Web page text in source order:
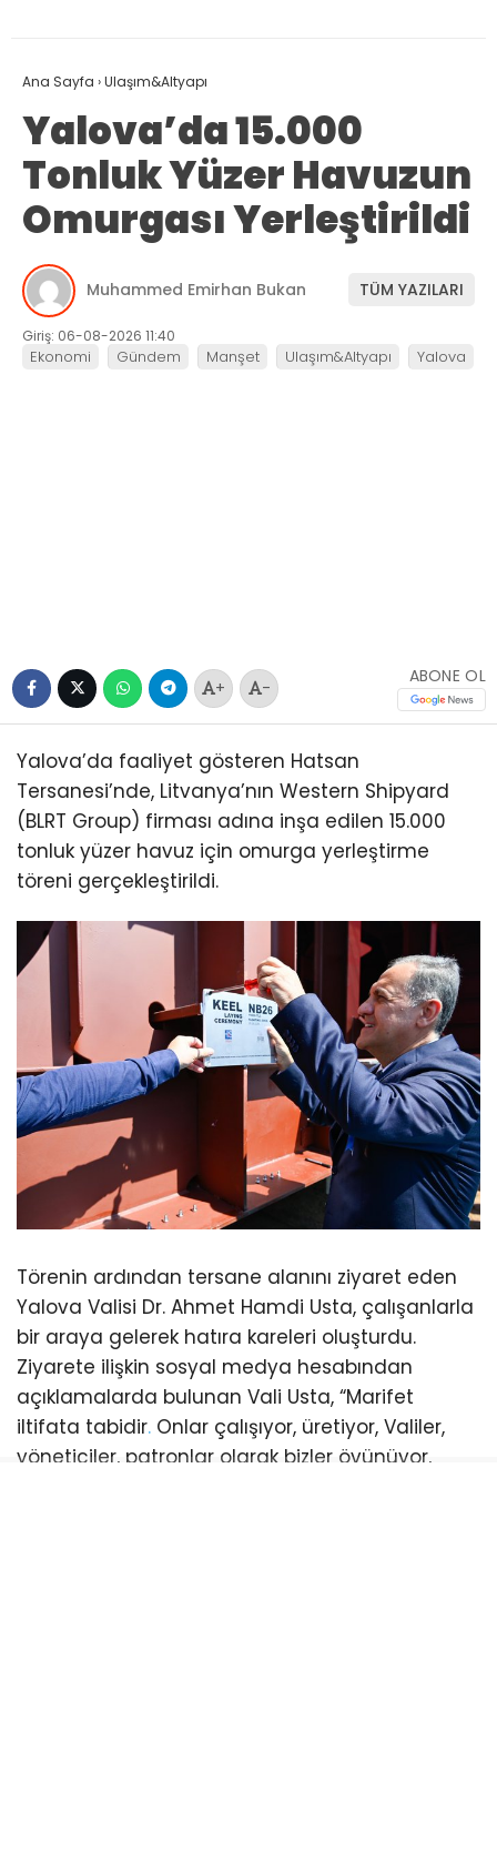
Ana Sayfa ›Ulaşım&Altyapı
Yalova’da 15.000
Tonluk Yüzer Havuzun
Omurgası Yerleştirildi
Muhammed Emirhan Bukan TÜM YAZILARI
Giriş: 06-08-2026 11:40
Ekonomi Gündem Manşet Ulaşım&Altyapı Yalova
Törenin ardından tersane alanını ziyaret eden
Yalova Valisi Dr. Ahmet Hamdi Usta, çalışanlarla
bir araya gelerek hatıra kareleri oluşturdu.
Ziyarete ilişkin sosyal medya hesabından
açıklamalarda bulunan Vali Usta, “Marifet
iltifata tabidir.Onlar çalışıyor, üretiyor, Valiler,
yöneticiler, patronlar olarak bizler övünüyor,
kullandı.